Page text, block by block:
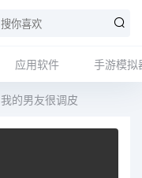
应用软件 手游模拟
我的男友很调皮